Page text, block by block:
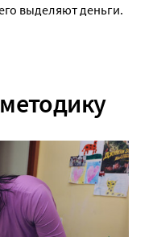
выделяют деньги.